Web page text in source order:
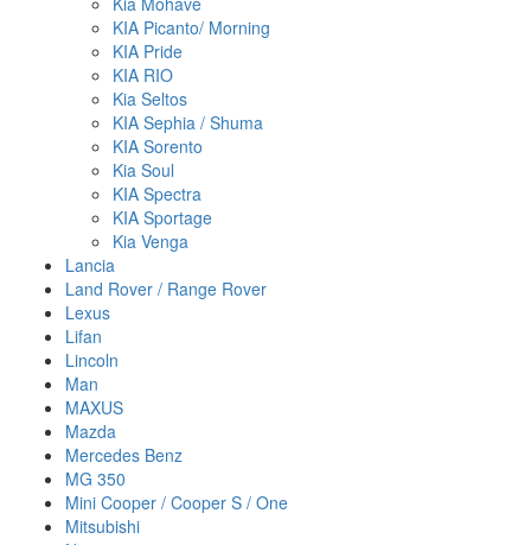
KIA Picanto/ Morning
KIA Pride
KIA RIO
Kia Seltos
KIA Sephia / Shuma
KIA Sorento
Kia Soul
KIA Spectra
KIA Sportage
Kia Venga
Lancia
Land Rover / Range Rover
Lexus
Lifan
Lincoln
Man
MAXUS
Mazda
Mercedes Benz
MG 350
Mini Cooper / Cooper S / One
Mitsubishi